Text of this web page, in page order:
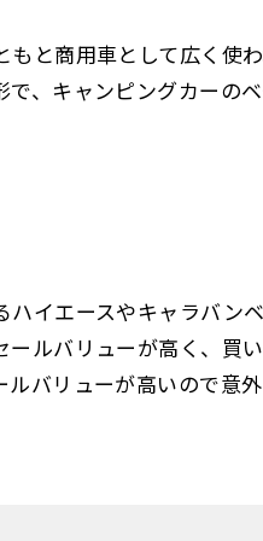
と商用車として広く使
、キャンピングカーのベ
ハイエースやキャラバン
ルバリューが高く、買
バリューが高いので意